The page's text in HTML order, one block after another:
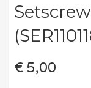
€ 5,00